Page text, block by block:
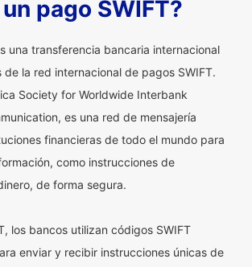
pago SWIFT?
una transferencia bancaria internacional
de la red internacional de pagos SWIFT.
Society for Worldwide Interbank
es una red de mensajería
financieras de todo el mundo para
como instrucciones de
de forma segura.
los bancos utilizan códigos SWIFT
enviar y recibir instrucciones únicas de